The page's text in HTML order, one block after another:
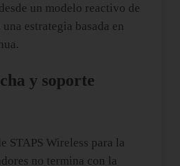
un modelo reactivo de
estrategia basada en
y soporte
STAPS Wireless para la
no termina con la